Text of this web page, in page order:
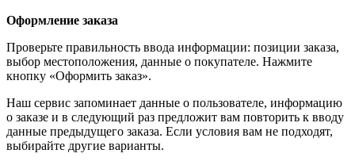
Оформление заказа
Проверьте правильность ввода информации: позиции заказа,
выбор местоположения, данные о покупателе. Нажмите
кнопку «Оформить заказ».
Наш сервис запоминает данные о пользователе, информацию
о заказе и в следующий раз предложит вам повторить к вводу
данные предыдущего заказа. Если условия вам не подходят,
выбирайте другие варианты.